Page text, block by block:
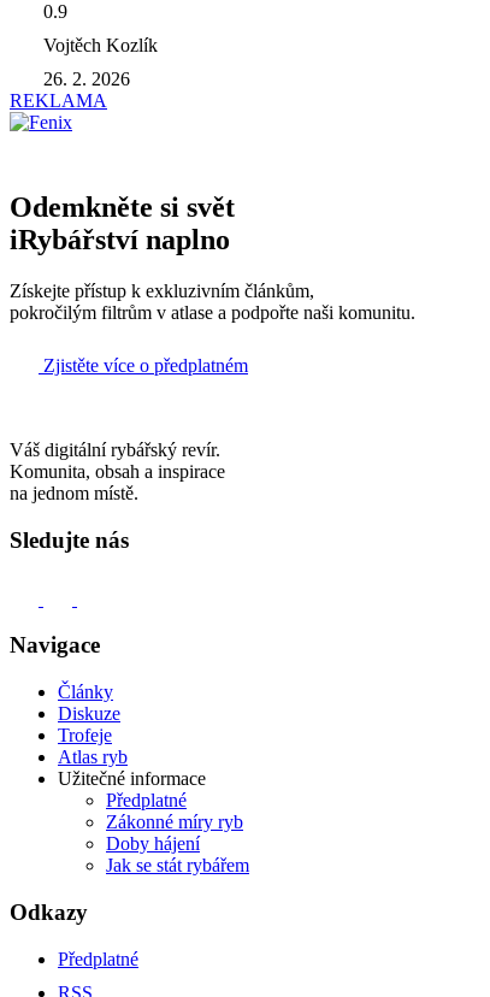
0.9
Vojtěch Kozlík
26. 2. 2026
REKLAMA
Odemkněte si svět
iRybářství naplno
Získejte přístup k exkluzivním článkům,
pokročilým filtrům v atlase a podpořte naši komunitu.
Zjistěte více o předplatném
Váš digitální rybářský revír.
Komunita, obsah a inspirace
na jednom místě.
Sledujte nás
Navigace
Články
Diskuze
Trofeje
Atlas ryb
Užitečné informace
Předplatné
Zákonné míry ryb
Doby hájení
Jak se stát rybářem
Odkazy
Předplatné
RSS